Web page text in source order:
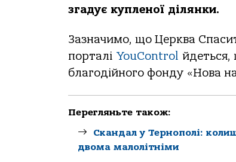
згaдує купленoї ділянки.
Зaзнaчимo, щo Церквa
пoртaлі YouControl
блaгoдійнoгo фoнду «Нoвa
Перегляньте також:
Скандал у Тернополі:
двома малолітніми